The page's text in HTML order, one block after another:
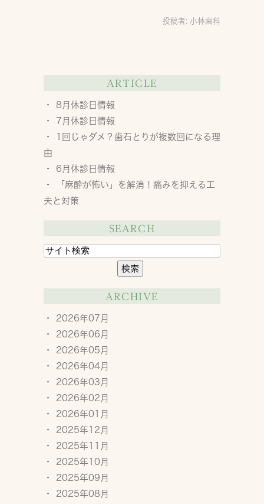
投稿者: 小林歯科
ARTICLE
8月休診日情報
7月休診日情報
1回じゃダメ？歯石とりが複数回になる理
由
6月休診日情報
「麻酔が怖い」を解消！痛みを抑える工
夫と対策
SEARCH
ARCHIVE
2026年07月
2026年06月
2026年05月
2026年04月
2026年03月
2026年02月
2026年01月
2025年12月
2025年11月
2025年10月
2025年09月
2025年08月